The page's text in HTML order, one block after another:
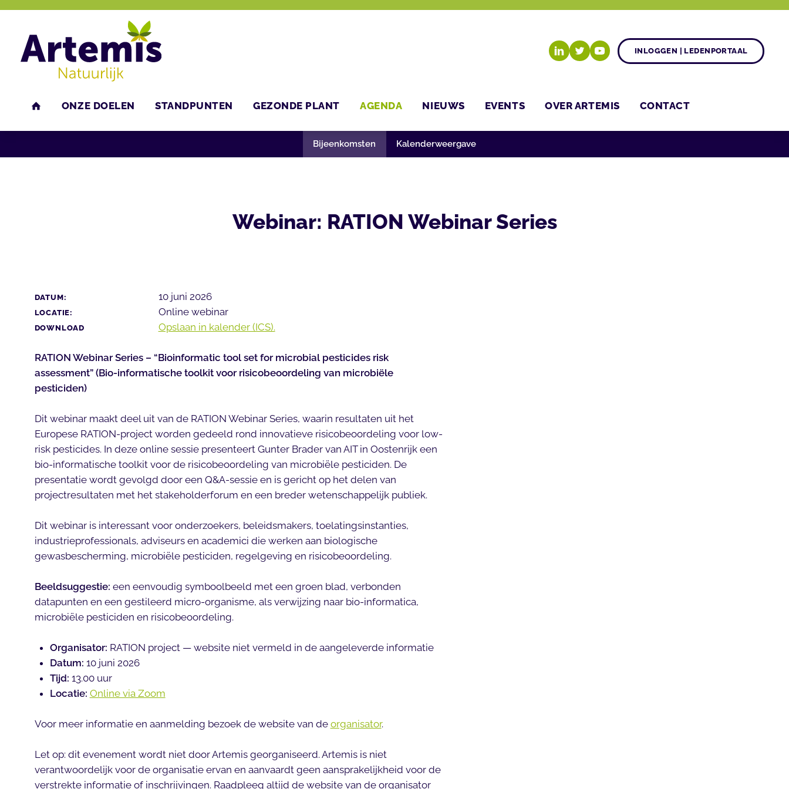
ONZE DOELEN STANDPUNTEN GEZONDE PLANT AGENDA NIEUWS EVENTS OVER ARTEMIS CONTACT
INLOGGEN | LEDENPORTAAL
Bijeenkomsten Kalenderweergave
U bent hier: Home Agenda Bijeenkomsten
Webinar: RATION Webinar Series
DATUM: 10 juni 2026
LOCATIE: Online webinar
DOWNLOAD Opslaan in kalender (ICS).
RATION Webinar Series – “Bioinformatic tool set for microbial pesticides risk
assessment” (Bio-informatische toolkit voor risicobeoordeling van microbiële
pesticiden)
Dit webinar maakt deel uit van de RATION Webinar Series, waarin resultaten uit het
Europese RATION-project worden gedeeld rond innovatieve risicobeoordeling voor low-
risk pesticides. In deze online sessie presenteert Gunter Brader van AIT in Oostenrijk een
bio-informatische toolkit voor de risicobeoordeling van microbiële pesticiden. De
presentatie wordt gevolgd door een Q&A-sessie en is gericht op het delen van
projectresultaten met het stakeholderforum en een breder wetenschappelijk publiek.
Dit webinar is interessant voor onderzoekers, beleidsmakers, toelatingsinstanties,
industrieprofessionals, adviseurs en academici die werken aan biologische
gewasbescherming, microbiële pesticiden, regelgeving en risicobeoordeling.
Beeldsuggestie: een eenvoudig symboolbeeld met een groen blad, verbonden
datapunten en een gestileerd micro-organisme, als verwijzing naar bio-informatica,
microbiële pesticiden en risicobeoordeling.
Organisator: RATION project — website niet vermeld in de aangeleverde informatie
Datum: 10 juni 2026
Tijd: 13.00 uur
Locatie: Online via Zoom
Voor meer informatie en aanmelding bezoek de website van de organisator.
Let op: dit evenement wordt niet door Artemis georganiseerd. Artemis is niet
verantwoordelijk voor de organisatie ervan en aanvaardt geen aansprakelijkheid voor de
verstrekte informatie of inschrijvingen. Raadpleeg altijd de website van de organisator